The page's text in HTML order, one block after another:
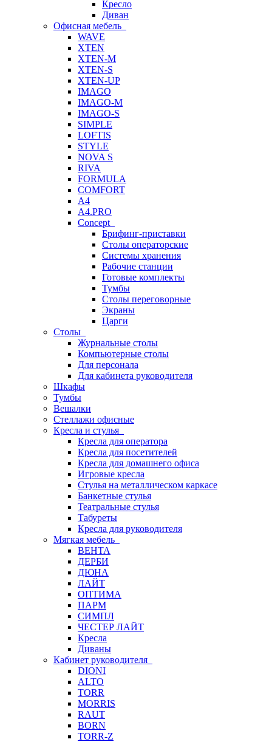
Кресло
Диван
Офисная мебель
WAVE
XTEN
XTEN-M
XTEN-S
XTEN-UP
IMAGO
IMAGO-M
IMAGO-S
SIMPLE
LOFTIS
STYLE
NOVA S
RIVA
FORMULA
COMFORT
A4
A4.PRO
Concept
Брифинг-приставки
Столы операторские
Системы хранения
Рабочие станции
Готовые комплекты
Тумбы
Столы переговорные
Экраны
Царги
Столы
Журнальные столы
Компьютерные столы
Для персонала
Для кабинета руководителя
Шкафы
Тумбы
Вешалки
Стеллажи офисные
Кресла и стулья
Кресла для оператора
Кресла для посетителей
Кресла для домашнего офиса
Игровые кресла
Стулья на металлическом каркасе
Банкетные стулья
Театральные стулья
Табуреты
Кресла для руководителя
Мягкая мебель
ВЕНТА
ДЕРБИ
ДЮНА
ЛАЙТ
ОПТИМА
ПАРМ
СИМПЛ
ЧЕСТЕР ЛАЙТ
Кресла
Диваны
Кабинет руководителя
DIONI
ALTO
TORR
MORRIS
RAUT
BORN
TORR-Z